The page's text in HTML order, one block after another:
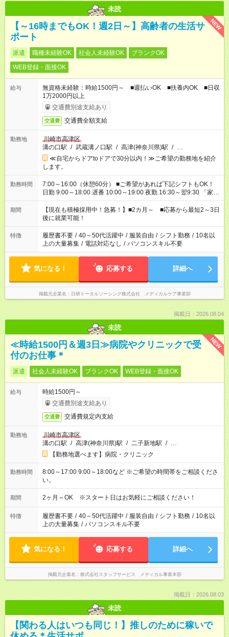
未読
NEW
【～16時までもOK！週2日～】高齢者の生活サ
ポート
派遣 職種未経験OK 社会人未経験OK
ブランクOK
WEB登録・面接OK
給与
無資格未経験：時給1500円～ ■週払いOK ■扶養内OK ■日収
1万2000円以上
交通費別途支給あり
交通費 交通費全額支給
勤務地
川崎市高津区
溝の口駅 / 武蔵溝ノ口駅 / 高津(神奈川県)駅 / …
≪自宅からドアtoドアで30分以内！≫ご希望の勤務地を紹介
します。
勤務時間
7:00～16:00（休憩60分） ■ご希望があれば下記シフトもOK！
日勤 9:00～18:00 遅番 10:00～19:00 夜勤 16:30～翌9:30 「家族
と休みを合わせたい」 「余裕を持って夕飯の準備がしたい」
「できれば残業はしたくない」 など、ご希望を教えてください
ね。 ※Wワーク希望の方へ 今ご覧のお仕事で希望する勤務時間
と、もう1つのお仕事の勤務時間。 合計で週40時間を超える場
合は応募できません。
期間
【現在も積極採用中！急募！】■2カ月～ ■応募から最短2～3日
後に就業可能！
特徴 履歴書不要 / 40～50代活躍中 / 服装自由 / シフト勤務 / 10名以
上の大量募集 / 電話対応なし / パソコンスキル不要
気になる！ 応募する 詳細へ
掲載元企業名 日研トータルソーシング株式会社 メディカルケア事業部
掲載日：2026.08.04
未読
NEW
≪時給1500円＆週3日≫病院やクリニックで受
付のお仕事＊
派遣 社会人未経験OK ブランクOK WEB登録・面接OK
給与
時給1500円～
交通費別途支給あり
交通費 交通費規定内支給
勤務地
川崎市高津区
溝の口駅 / 高津(神奈川県)駅 / 二子新地駅 / …
【勤務地選べます】病院・クリニック
勤務時間
8:00～17:00 9:00～18:00など ※ご希望の時間帯をご相談くださ
い。
期間 2ヶ月～OK ※スタート日はお気軽にご相談ください！
特徴 履歴書不要 / 40～50代活躍中 / 服装自由 / シフト勤務 / 10名以
上の大量募集 / パソコンスキル不要
気になる！ 応募する 詳細へ
掲載元企業名 株式会社スタッフサービス メディカル事業本部
掲載日：2026.08.03
未読
【関わる人はいつも同じ！】推しのために稼いで